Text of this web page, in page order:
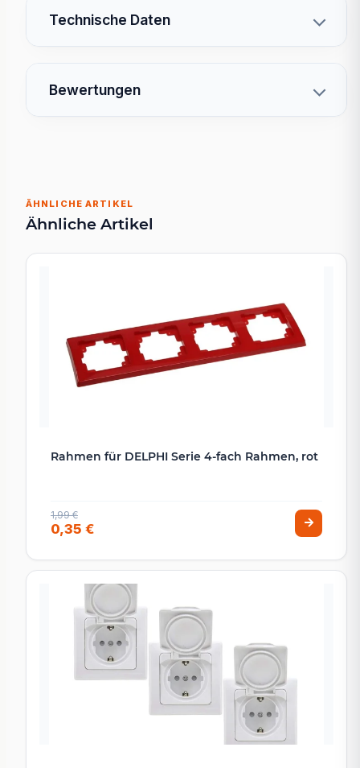
Technische Daten
Bewertungen
ÄHNLICHE ARTIKEL
Ähnliche Artikel
Rahmen für DELPHI Serie 4-fach Rahmen, rot
1,99 €
0,35 €